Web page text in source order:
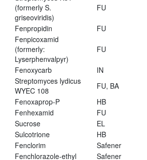
(formerly S.
griseoviridis)
FU
Fenpropidin FU
Fenpicoxamid
(formerly:
Lyserphenvalpyr)
FU
Fenoxycarb IN
Streptomyces lydicus
WYEC 108
FU, BA
Fenoxaprop-P
HB
Fenhexamid
FU
Sucrose
EL
Sulcotrione
HB
Fenclorim
Safener
Fenchlorazole-ethyl
Safener